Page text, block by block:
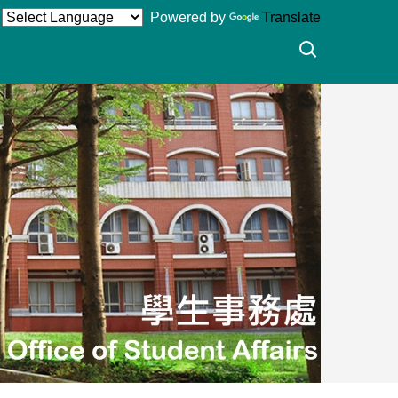
Powered by Translate